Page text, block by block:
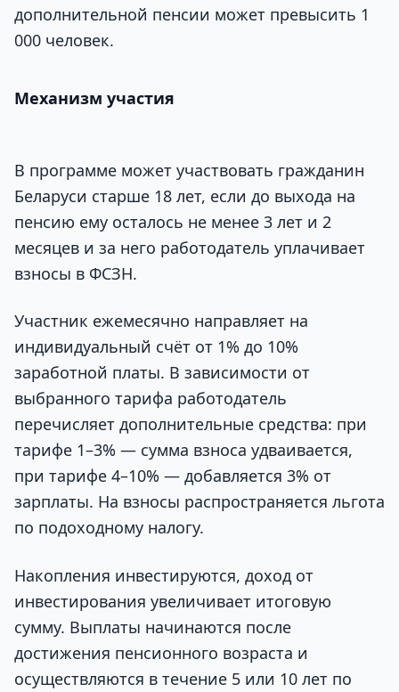
дополнительной пенсии может превысить 1
000 человек.
Механизм участия
В программе может участвовать гражданин
Беларуси старше 18 лет, если до выхода на
пенсию ему осталось не менее 3 лет и 2
месяцев и за него работодатель уплачивает
взносы в ФСЗН.
Участник ежемесячно направляет на
индивидуальный счёт от 1% до 10%
заработной платы. В зависимости от
выбранного тарифа работодатель
перечисляет дополнительные средства: при
тарифе 1–3% — сумма взноса удваивается,
при тарифе 4–10% — добавляется 3% от
зарплаты. На взносы распространяется льгота
по подоходному налогу.
Накопления инвестируются, доход от
инвестирования увеличивает итоговую
сумму. Выплаты начинаются после
достижения пенсионного возраста и
осуществляются в течение 5 или 10 лет по